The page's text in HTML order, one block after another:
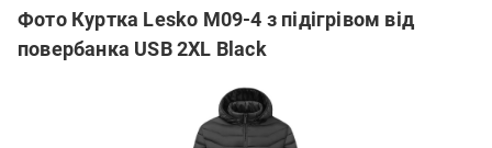
Фото Куртка Lesko M09-4 з підігрівом від
повербанка USB 2XL Black